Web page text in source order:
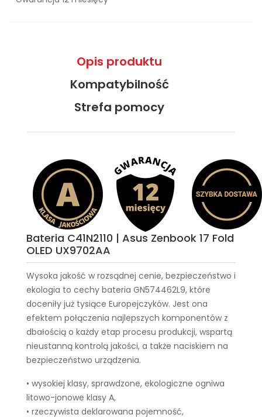
Opis produktu
Kompatybilność
Strefa pomocy
Bateria C41N2110 | Asus Zenbook 17 Fold
OLED UX9702AA
Wysoka jakość w rozsądnej cenie, bezpieczeństwo i
ekologia to cechy bateria GN574462L9, które
doceniły już tysiące Europejczyków. Jest ona
efektem połączenia najlepszych komponentów z
dbałością o każdy etap procesu produkcji, wspartą
nieustanną kontrolą jakości, a także naciskiem na
bezpieczeństwo urządzenia.
• wysokiej klasy, sprawdzone, ekologiczne ogniwa
litowo-jonowe klasy A,
• rzeczywista deklarowana pojemność,